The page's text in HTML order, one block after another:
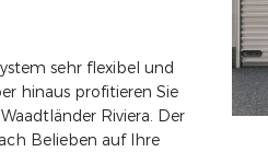
sehr flexibel und
hinaus profitieren Sie
Riviera. Der
Belieben auf Ihre